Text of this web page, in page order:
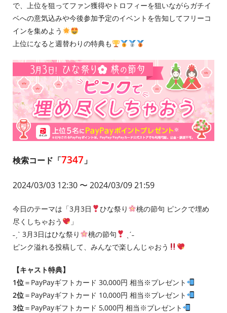
で、上位を狙ってファン獲得やトロフィーを狙いながらガチイ
ベへの意気込みや今後参加予定のイベントを告知してフリーコ
インを集めよう
上位になると週替わりの特典も
検索コード「7347 」
2024/03/03 12:30 〜 2024/03/09 21:59
今日のテーマは「3月3日 ひな祭り
桃の節句 ピンクで埋め
尽くしちゃおう
」
˗ˏˋ 3月3日はひな祭り
桃の節句
ˎˊ˗
ピンク溢れる投稿して、みんなで楽しんじゃおう
【キャスト特典】
1位＝PayPayギフトカード 30,000円 相当※プレゼント
2位＝PayPayギフトカード 10,000円 相当※プレゼント
3位＝PayPayギフトカード 5,000円 相当※プレゼント